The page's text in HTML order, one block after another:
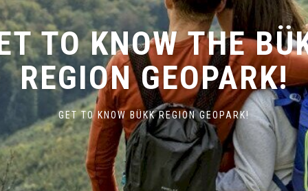
BEEHIVE ROCKS OF SZOMOLYA